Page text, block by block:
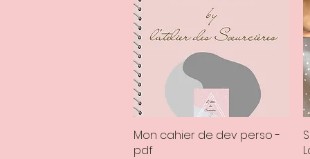
Aperçu rapide
Mon cahier de dev perso -
pdf